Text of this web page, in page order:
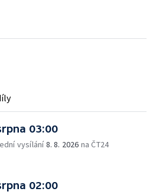
03:00
vysílání8. 8. 2026 na ČT24
02:00